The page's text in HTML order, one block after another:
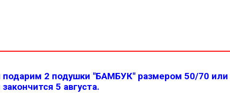
2 подушки "БАМБУК" размером 50/70 или
5 августа.